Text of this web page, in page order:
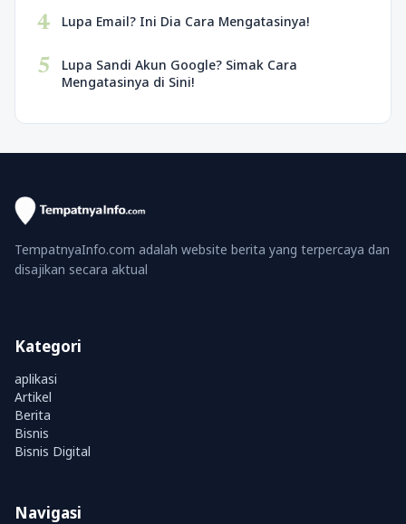
4 Lupa Email? Ini Dia Cara Mengatasinya!
5
Lupa Sandi Akun Google? Simak Cara
Mengatasinya di Sini!
TempatnyaInfo.com adalah website berita yang terpercaya dan
disajikan secara aktual
Kategori
aplikasi
Artikel
Berita
Bisnis
Bisnis Digital
Navigasi